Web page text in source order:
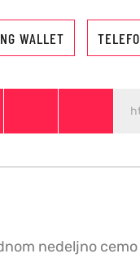
WALLET
nedeljno